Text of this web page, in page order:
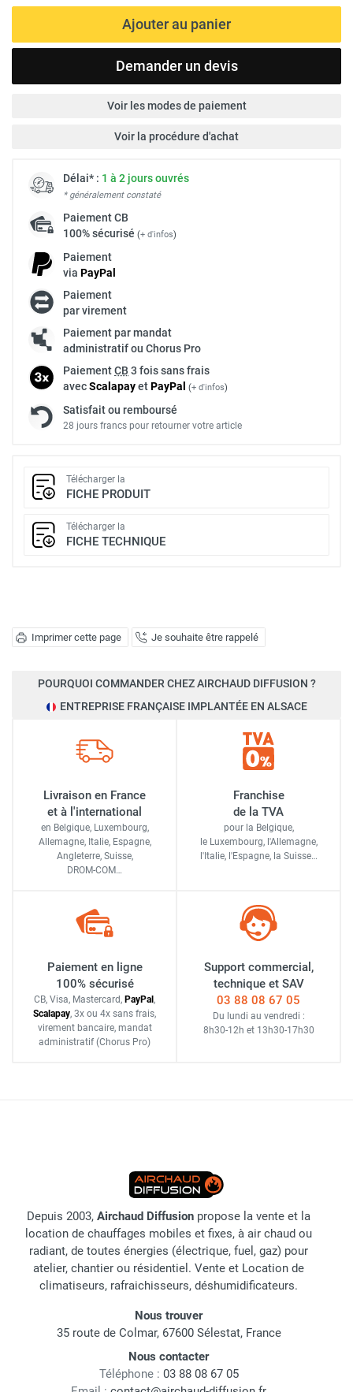
Imprimer cette page Je souhaite être rappelé
Ajouter au panier
Demander un devis
Voir les modes de paiement
Voir la procédure d'achat
Délai* : 1 à 2 jours ouvrés
* généralement constaté
PaiementCB
100% sécurisé (+ d'infos)
Paiement
via PayPal
Paiement
par virement
Paiement par mandat
administratif ou Chorus Pro
PaiementCB 3 fois sans frais
avecScalapayetPayPal (+ d'infos)
Satisfait ou remboursé
28 jours francs pour retourner votre article
Télécharger la
FICHE PRODUIT
Télécharger la
FICHE TECHNIQUE
POURQUOI COMMANDER CHEZ AIRCHAUD DIFFUSION ?
ENTREPRISE FRANÇAISE IMPLANTÉE EN ALSACE
Livraison en France
et à l'international
en Belgique, Luxembourg,
Allemagne, Italie, Espagne,
Angleterre, Suisse,
DROM-COM…
Franchise
de la TVA
pour la Belgique,
le Luxembourg, l'Allemagne,
l'Italie, l'Espagne, la Suisse…
Paiement en ligne
100% sécurisé
CB, Visa, Mastercard, PayPal ,
Scalapay, 3x ou 4x sans frais,
virement bancaire, mandat
administratif (Chorus Pro)
Support commercial,
technique et SAV
03 88 08 67 05
Du lundi au vendredi :
8h30-12h et 13h30-17h30
Depuis 2003, Airchaud Diffusion propose la vente et la
location de chauffages mobiles et fixes, à air chaud ou
radiant, de toutes énergies (électrique, fuel, gaz) pour
atelier, chantier ou résidentiel. Vente et Location de
climatiseurs, rafraichisseurs, déshumidificateurs.
Nous trouver
35 route de Colmar, 67600 Sélestat, France
Nous contacter
Téléphone : 03 88 08 67 05